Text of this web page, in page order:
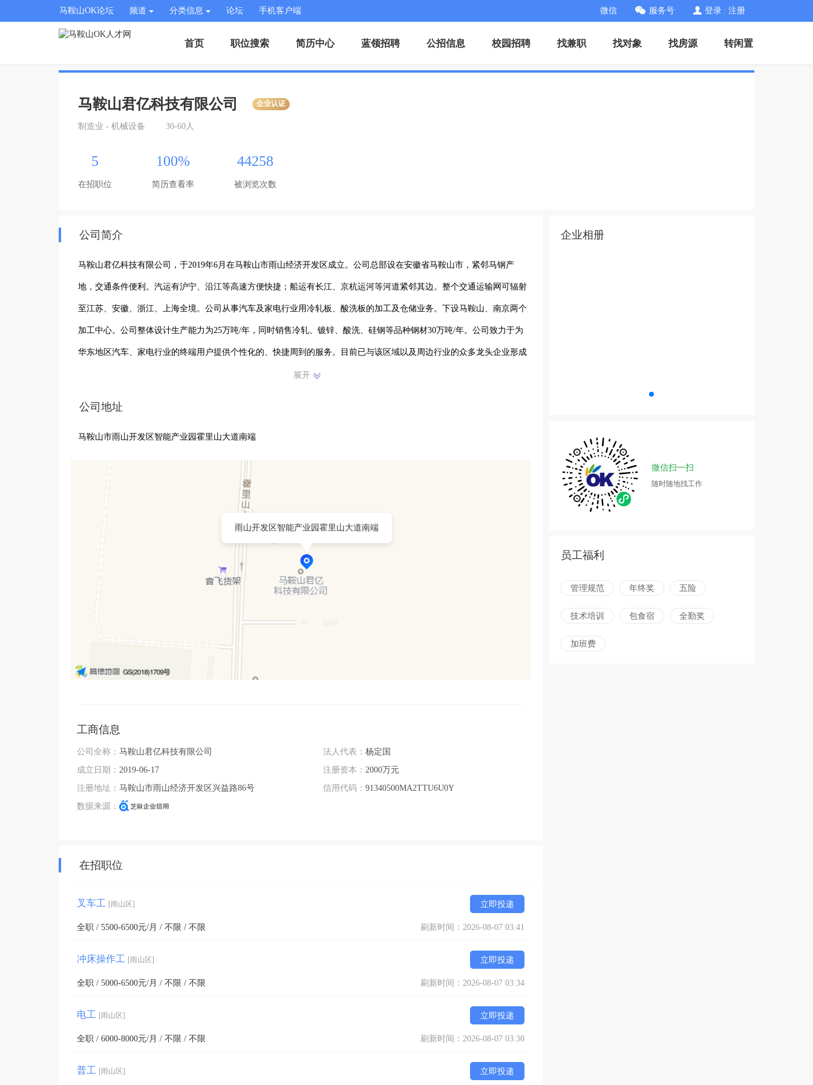
马鞍山OK论坛 频道 分类信息 论坛 手机客户端 微信 服务号 登录 注册
首页 职位搜索 简历中心 蓝领招聘 公招信息 校园招聘 找兼职 找对象 找房源 转闲置
马鞍山君亿科技有限公司 企业认证
制造业 - 机械设备 30-60人
5
在招职位
100%
简历查看率
44258
被浏览次数
公司简介
马鞍山君亿科技有限公司，于2019年6月在马鞍山市雨山经济开发区成立。公司总部设在安徽省马鞍山市，紧邻马钢产
地，交通条件便利。汽运有沪宁、沿江等高速方便快捷；船运有长江、京杭运河等河道紧邻其边。整个交通运输网可辐射
至江苏、安徽、浙江、上海全境。公司从事汽车及家电行业用冷轧板、酸洗板的加工及仓储业务。下设马鞍山、南京两个
加工中心。公司整体设计生产能力为25万吨/年，同时销售冷轧、镀锌、酸洗、硅钢等品种钢材30万吨/年。公司致力于为
华东地区汽车、家电行业的终端用户提供个性化的、快捷周到的服务。目前已与该区域以及周边行业的众多龙头企业形成
了优良的合作。公司秉持“品质为先、安全高效、客户满意、持续改进”的质量方针，致力于为客户提供最专业的钢材加工
展开
公司地址
马鞍山市雨山开发区智能产业园霍里山大道南端
雨山开发区智能产业园霍里山大道南端
工商信息
公司全称： 马鞍山君亿科技有限公司
成立日期： 2019-06-17
注册地址： 马鞍山市雨山经济开发区兴益路86号
数据来源：
法人代表： 杨定国
注册资本： 2000万元
信用代码： 91340500MA2TTU6U0Y
在招职位
叉车工 [雨山区] 立即投递
全职 / 5500-6500元/月 / 不限 / 不限 刷新时间：2026-08-07 03:41
冲床操作工 [雨山区] 立即投递
全职 / 5000-6500元/月 / 不限 / 不限 刷新时间：2026-08-07 03:34
电工 [雨山区] 立即投递
全职 / 6000-8000元/月 / 不限 / 不限 刷新时间：2026-08-07 03:30
普工 [雨山区] 立即投递
企业相册
微信扫一扫
随时随地找工作
员工福利
管理规范 年终奖 五险
技术培训 包食宿 全勤奖
加班费